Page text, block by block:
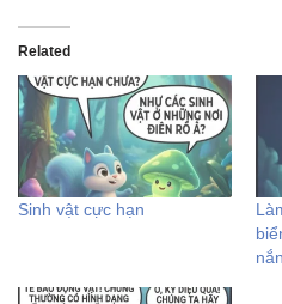
Related
Sinh vật cực hạn